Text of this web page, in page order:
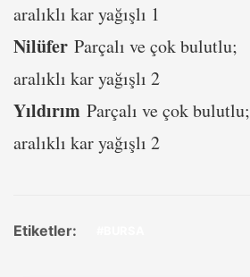
aralıklı kar yağışlı 1
Nilüfer Parçalı ve çok bulutlu;
aralıklı kar yağışlı 2
Yıldırım Parçalı ve çok bulutlu;
aralıklı kar yağışlı 2
Etiketler: